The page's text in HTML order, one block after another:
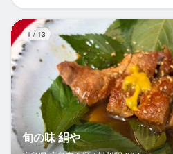
1 / 13
旬の味 絹や